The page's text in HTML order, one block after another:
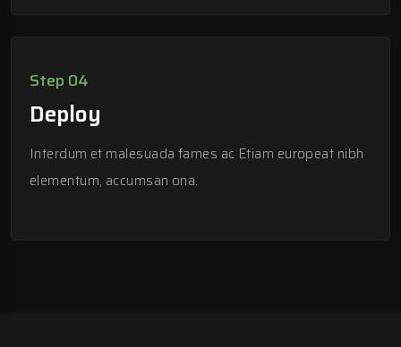
Step 04
Deploy
Interdum et malesuada fames ac Etiam europeat nibh
elementum, accumsan ona.